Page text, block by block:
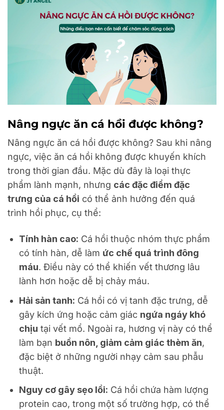
Nâng ngực ăn cá hồi được không?
Nâng ngực ăn cá hồi được không? Sau khi nâng
ngực, việc ăn cá hồi không được khuyến khích
trong thời gian đầu. Mặc dù đây là loại thực
phẩm lành mạnh, nhưng các đặc điểm đặc
trưng của cá hồi có thể ảnh hưởng đến quá
trình hồi phục, cụ thể:
Tính hàn cao: Cá hồi thuộc nhóm thực phẩm
có tính hàn, dễ làm ức chế quá trình đông
máu. Điều này có thể khiến vết thương lâu
lành hơn hoặc dễ bị chảy máu.
Hải sản tanh: Cá hồi có vị tanh đặc trưng, dễ
gây kích ứng hoặc cảm giác ngứa ngáy khó
chịu tại vết mổ. Ngoài ra, hương vị này có thể
làm bạn buồn nôn, giảm cảm giác thèm ăn,
đặc biệt ở những người nhạy cảm sau phẫu
thuật.
Nguy cơ gây sẹo lồi: Cá hồi chứa hàm lượng
protein cao, trong một số trường hợp, có thể